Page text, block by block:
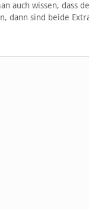
auch wissen, dass
dann sind beide